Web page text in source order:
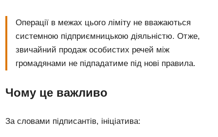
Операції в межах цього ліміту не вважаються
системною підприємницькою діяльністю. Отже,
звичайний продаж особистих речей між
громадянами не підпадатиме під нові правила.
Чому це важливо
За словами підписантів, ініціатива: